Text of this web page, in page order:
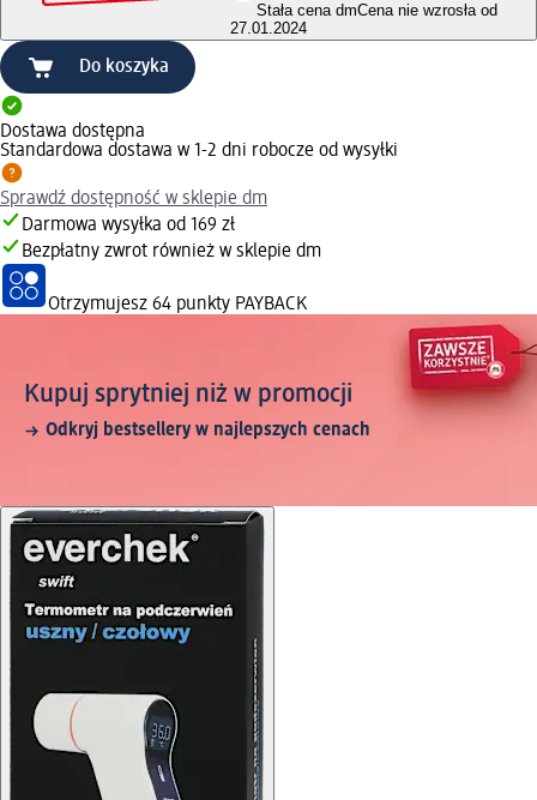
Stała cena dmCena nie wzrosła od
27.01.2024
Do koszyka
Dostawa dostępna
Standardowa dostawa w 1-2 dni robocze od wysyłki
Sprawdź dostępność w sklepie dm
Darmowa wysyłka od 169 zł
Bezpłatny zwrot również w sklepie dm
Otrzymujesz 64 punkty PAYBACK
Kupuj sprytniej niż w promocji
Odkryj bestsellery w najlepszych cenach